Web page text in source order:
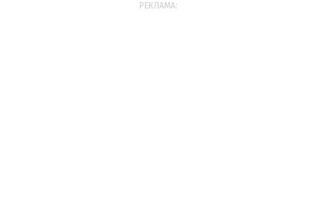
РЕКЛАМА: